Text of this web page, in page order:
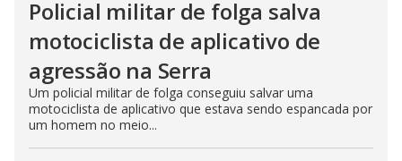
Policial militar de folga salva
motociclista de aplicativo de
agressão na Serra
Um policial militar de folga conseguiu salvar uma
motociclista de aplicativo que estava sendo espancada por
um homem no meio...